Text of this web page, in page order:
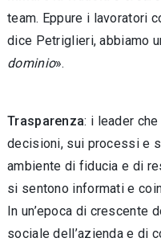
team. Eppure i lavoratori
dice Petriglieri, abbiamo
dominio».
Trasparenza: i leader
decisioni, sui processi e
ambiente di fiducia e di
si sentono informati e
In un’epoca di crescente
sociale dell’azienda e di